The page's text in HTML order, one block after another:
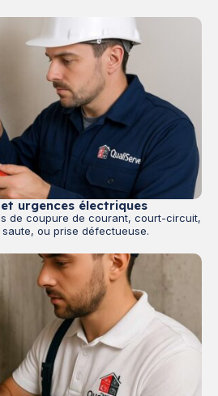
urgences électriques
de coupure de courant, court-circuit,
ou prise défectueuse.